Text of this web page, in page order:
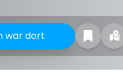
war dort